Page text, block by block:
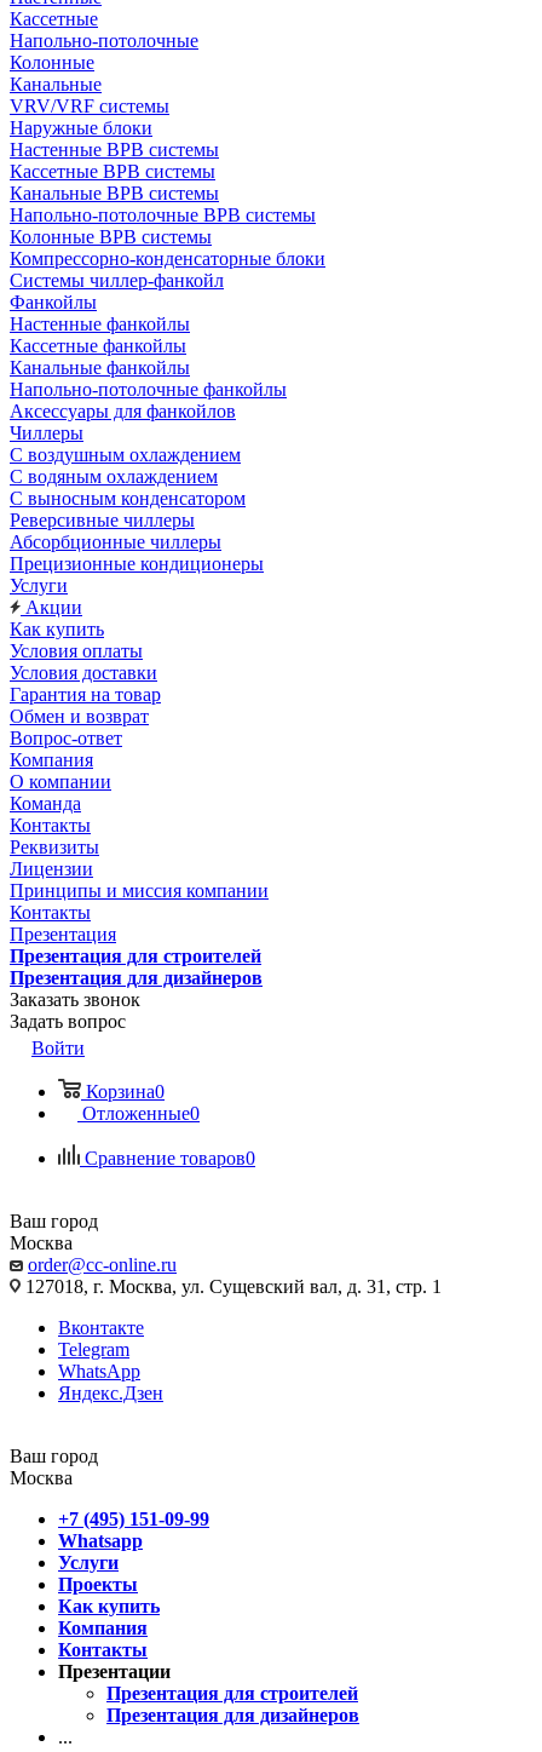
Кассетные
Напольно-потолочные
Колонные
Канальные
VRV/VRF системы
Наружные блоки
Настенные ВРВ системы
Кассетные ВРВ системы
Канальные ВРВ системы
Напольно-потолочные ВРВ системы
Колонные ВРВ системы
Компрессорно-конденсаторные блоки
Системы чиллер-фанкойл
Фанкойлы
Настенные фанкойлы
Кассетные фанкойлы
Канальные фанкойлы
Напольно-потолочные фанкойлы
Аксессуары для фанкойлов
Чиллеры
С воздушным охлаждением
С водяным охлаждением
С выносным конденсатором
Реверсивные чиллеры
Абсорбционные чиллеры
Прецизионные кондиционеры
Услуги
Акции
Как купить
Условия оплаты
Условия доставки
Гарантия на товар
Обмен и возврат
Вопрос-ответ
Компания
О компании
Команда
Контакты
Реквизиты
Лицензии
Принципы и миссия компании
Контакты
Презентация
Презентация для строителей
Презентация для дизайнеров
Заказать звонок
Задать вопрос
Войти
Корзина0
Отложенные0
Сравнение товаров0
Ваш город
Москва
order@cc-online.ru
127018, г. Москва, ул. Сущевский вал, д. 31, стр. 1
Вконтакте
Telegram
WhatsApp
Яндекс.Дзен
Ваш город
Москва
+7 (495) 151-09-99
Whatsapp
Услуги
Проекты
Как купить
Компания
Контакты
Презентации
Презентация для строителей
Презентация для дизайнеров
...